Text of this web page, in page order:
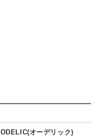
ODELIC(オーデリック)